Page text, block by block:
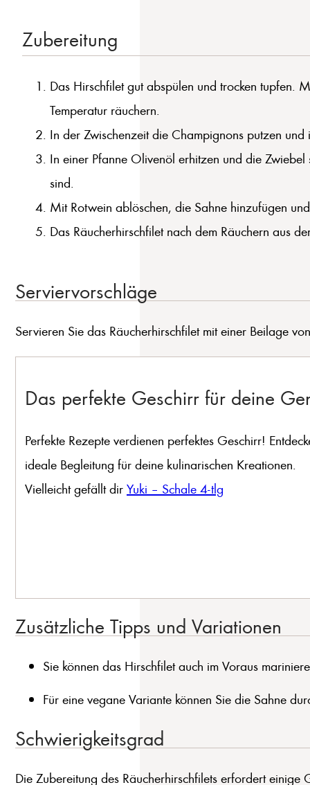
Zubereitung
Das Hirschfilet gut abspülen und trocken tupfen.
Temperatur räuchern.
In der Zwischenzeit die Champignons putzen
In einer Pfanne Olivenöl erhitzen und die
sind.
Mit Rotwein ablöschen, die Sahne hinzufügen
Das Räucherhirschfilet nach dem Räuchern aus
Serviervorschläge
Servieren Sie das Räucherhirschfilet mit einer Beilage
Das perfekte Geschirr für deine
Perfekte Rezepte verdienen perfektes Geschirr!
ideale Begleitung für deine kulinarischen Kreationen.
Vielleicht gefällt dir Yuki – Schale 4-tlg
Zusätzliche Tipps und Variationen
Sie können das Hirschfilet auch im Voraus
Für eine vegane Variante können Sie die Sahne
Schwierigkeitsgrad
Die Zubereitung des Räucherhirschfilets erfordert einige